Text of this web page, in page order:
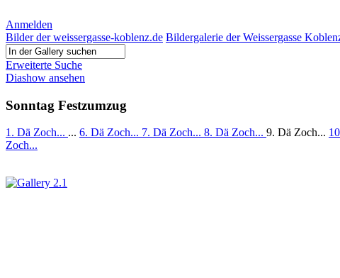
Anmelden
Bilder der weissergasse-koblenz.de Bildergalerie der Weissergasse
Erweiterte Suche
Diashow ansehen
Sonntag Festzumzug
1. Dä Zoch... ... 6. Dä Zoch... 7. Dä Zoch... 8. Dä Zoch... 9. Dä Zoch...
Zoch...